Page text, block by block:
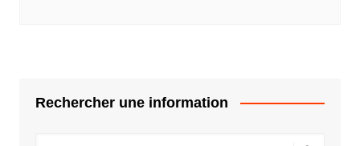
Rechercher une information